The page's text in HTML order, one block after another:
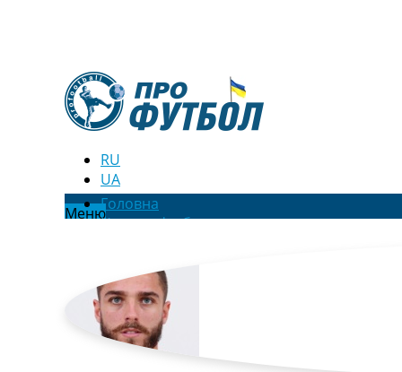
RU
UA
МенюГоловна
Новини футболу
Футбольні трансфери
Останні коментарі
Конкурс прогнозів
Логін